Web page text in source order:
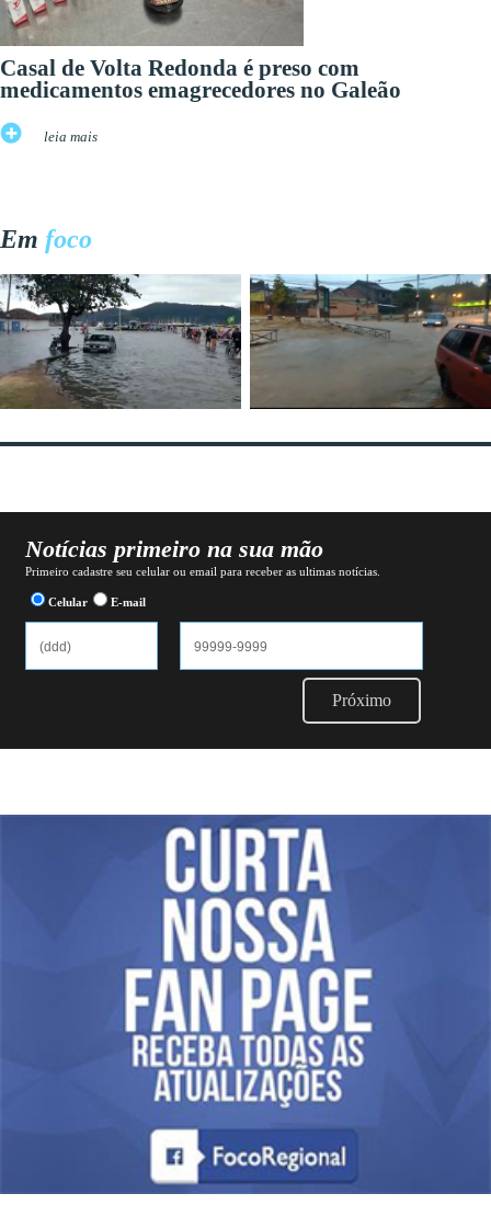
Casal de Volta Redonda é preso com
medicamentos emagrecedores no Galeão
leia mais
Em foco
Notícias primeiro na sua mão
Primeiro cadastre seu celular ou email para receber as ultimas notícias.
Celular E-mail
Próximo